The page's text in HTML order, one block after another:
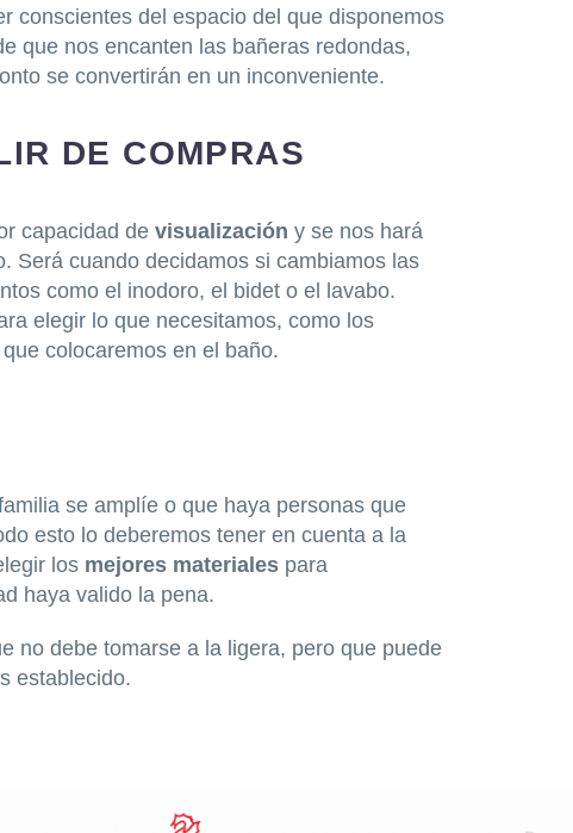
conscientes del espacio del que disponemos
que nos encanten las bañeras redondas,
se convertirán en un inconveniente.
DE COMPRAS
capacidad de visualización y se nos hará
Será cuando decidamos si cambiamos las
como el inodoro, el bidet o el lavabo.
elegir lo que necesitamos, como los
colocaremos en el baño.
se amplíe o que haya personas que
esto lo deberemos tener en cuenta a la
los mejores materiales para
haya valido la pena.
no debe tomarse a la ligera, pero que puede
establecido.